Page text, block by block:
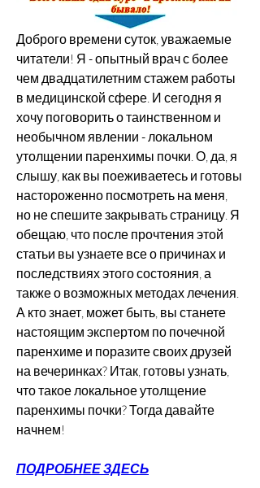
Доброго времени суток, уважаемые
читатели! Я - опытный врач с более
чем двадцатилетним стажем работы
в медицинской сфере. И сегодня я
хочу поговорить о таинственном и
необычном явлении - локальном
утолщении паренхимы почки. О, да, я
слышу, как вы поеживаетесь и готовы
настороженно посмотреть на меня,
но не спешите закрывать страницу. Я
обещаю, что после прочтения этой
статьи вы узнаете все о причинах и
последствиях этого состояния, а
также о возможных методах лечения.
А кто знает, может быть, вы станете
настоящим экспертом по почечной
паренхиме и поразите своих друзей
на вечеринках? Итак, готовы узнать,
что такое локальное утолщение
паренхимы почки? Тогда давайте
начнем!
ПОДРОБНЕЕ ЗДЕСЬ